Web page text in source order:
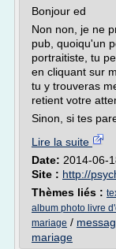
Bonjour ed
Non non, je ne
pub, quoiqu'un
portraitiste, tu
en cliquant sur
tu y trouveras
retient votre
Sinon, si tes
Lire la suite
Date: 2014-06-
Site : http://
Thèmes liés :
album photo livre
mariage /
mariage